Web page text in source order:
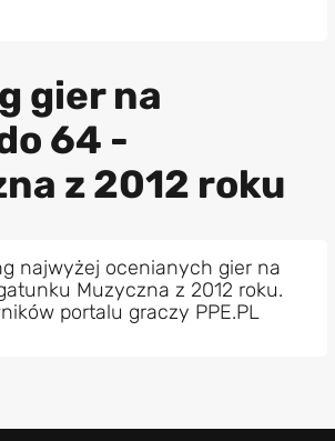
gier na
64 -
z 2012 roku
najwyżej ocenianych gier na
Muzyczna z 2012 roku.
portalu graczy PPE.PL